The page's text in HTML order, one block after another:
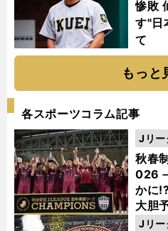
惨敗
す"日
て
もっと
各スポーツコラム記事
秋春
026
かに
大胆
Jリー
Jリー